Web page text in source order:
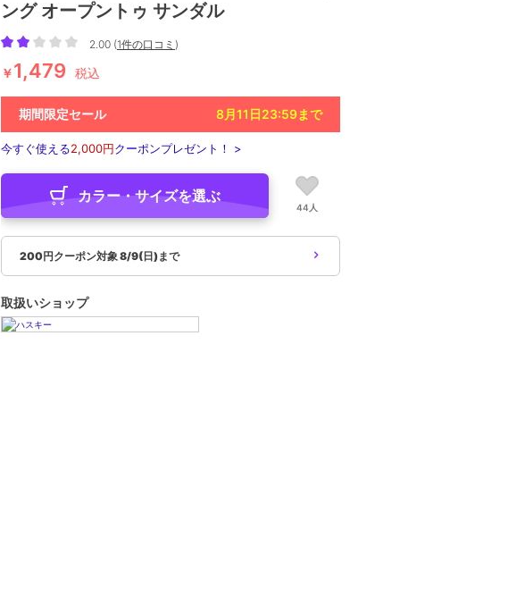
ング オープントゥ サンダル
2.00 (1件の口コミ )
￥1,479 税込
期間限定セール 8月11日23:59まで
今すぐ使える2,000円クーポンプレゼント！ >
カラー・サイズを選ぶ
44人
200円クーポン対象 8/9(日)まで
取扱いショップ